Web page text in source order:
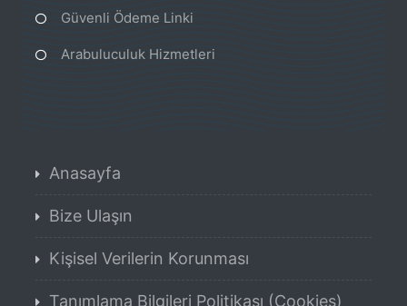
Güvenli Ödeme Linki
Arabuluculuk Hizmetleri
Anasayfa
Bize Ulaşın
Kişisel Verilerin Korunması
Tanımlama Bilgileri Politikası (Cookies)